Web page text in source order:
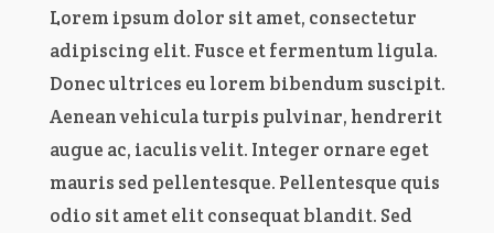
Lorem ipsum dolor sit amet, consectetur
adipiscing elit. Fusce et fermentum ligula.
Donec ultrices eu lorem bibendum suscipit.
Aenean vehicula turpis pulvinar, hendrerit
augue ac, iaculis velit. Integer ornare eget
mauris sed pellentesque. Pellentesque quis
odio sit amet elit consequat blandit. Sed